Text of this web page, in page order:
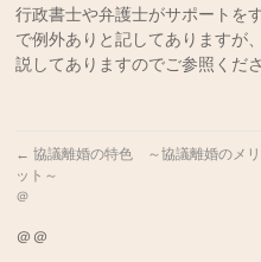
行政書士や弁護士がサポートを
で例外ありと記してありますが
説してありますのでご参照くださ
← 協議離婚の特色 ～協議離婚のメリ
ット～
＠
＠＠